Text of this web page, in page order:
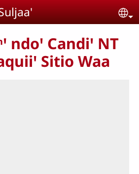
principal
ndoꞌ Candiꞌ NT
Sitio Waa